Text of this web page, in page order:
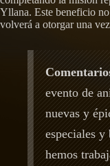
Yllana. Este beneficio no
volverá a otorgar una
evento de
nuevas y
especiales y
hemos